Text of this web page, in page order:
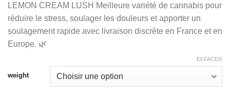
prix :
€200.00
à
LEMON CREAM LUSH Meilleure variété de cannabis pour
réduire le stress, soulager les douleurs et apporter un
soulagement rapide avec livraison discrète en France et en
Europe. 🌿
weight
EFFACER